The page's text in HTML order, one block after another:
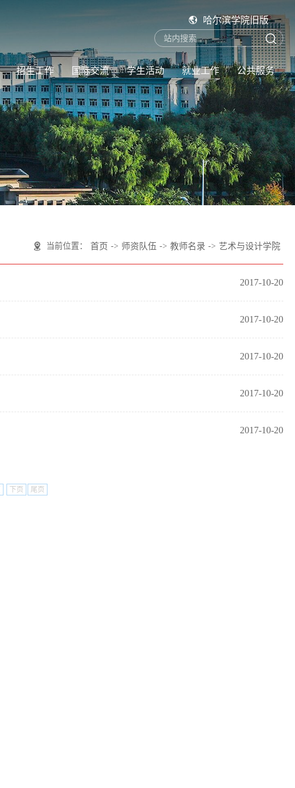
哈尔滨学院旧版
招生工作 国际交流 学生活动 就业工作 公共服务
当前位置： 首页 -> 师资队伍 -> 教师名录 -> 艺术与设计学院
2017-10-20
2017-10-20
2017-10-20
2017-10-20
2017-10-20
下页 尾页